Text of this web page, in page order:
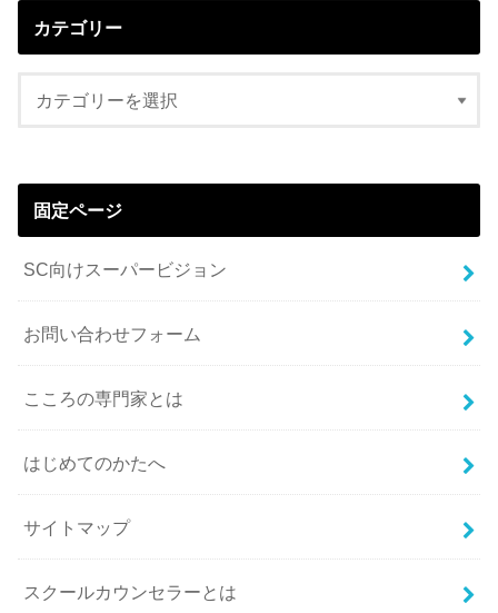
カテゴリー
固定ページ
SC向けスーパービジョン
お問い合わせフォーム
こころの専門家とは
はじめてのかたへ
サイトマップ
スクールカウンセラーとは